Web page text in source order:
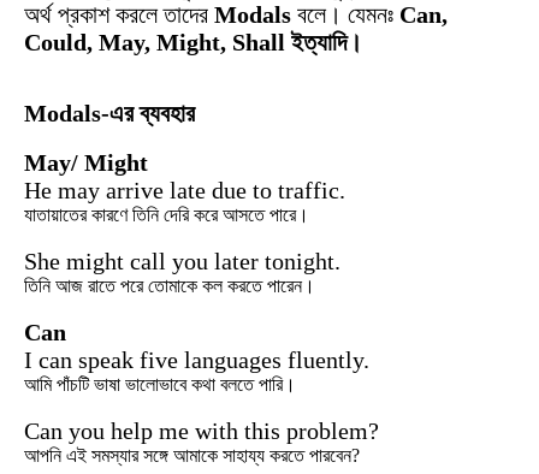
অর্থ প্রকাশ করলে তাদের Modals বলে। যেমনঃ Can,
Could, May, Might, Shall ইত্যাদি।
Modals-এর ব্যবহার
May/ Might
He may arrive late due to traffic.
যাতায়াতের কারণে তিনি দেরি করে আসতে পারে।
She might call you later tonight.
তিনি আজ রাতে পরে তোমাকে কল করতে পারেন।
Can
I can speak five languages fluently.
আমি পাঁচটি ভাষা ভালোভাবে কথা বলতে পারি।
Can you help me with this problem?
আপনি এই সমস্যার সঙ্গে আমাকে সাহায্য করতে পারবেন?